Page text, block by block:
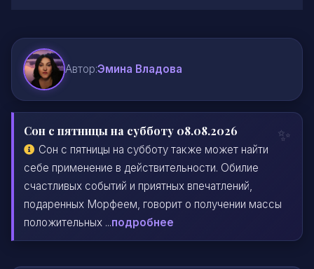
Автор:Эмина Владова
Сон с пятницы на субботу 08.08.2026
Сон с пятницы на субботу также может найти
себе применение в действительности. Обилие
счастливых событий и приятных впечатлений,
подаренных Морфеем, говорит о получении массы
положительных ...подробнее